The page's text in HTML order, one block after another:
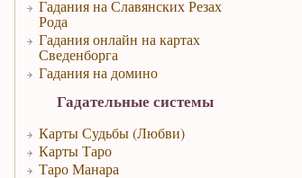
Гадания на Славянских Резах
Рода
Гадания онлайн на картах
Сведенборга
Гадания на домино
Гадательные системы
Карты Судьбы (Любви)
Карты Таро
Таро Манара